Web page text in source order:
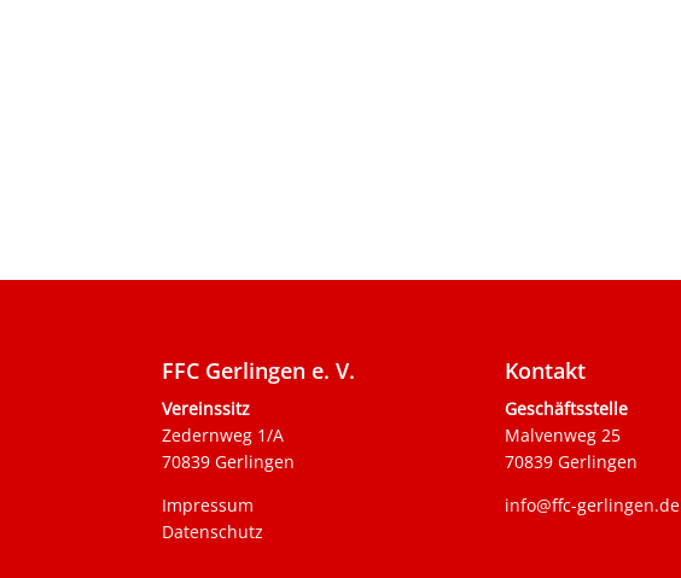
FFC Gerlingen e. V.
Vereinssitz
Zedernweg 1/A
70839 Gerlingen
Impressum
Datenschutz
Kontakt
Geschäftsstelle
Malvenweg 25
70839 Gerlingen
info@ffc-gerlingen.de